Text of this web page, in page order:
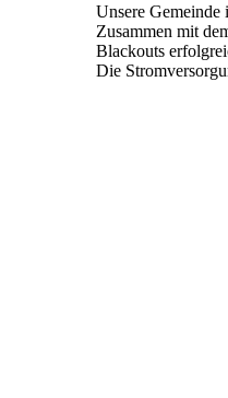
Unsere Gemeinde
Zusammen mit
Blackouts
Die